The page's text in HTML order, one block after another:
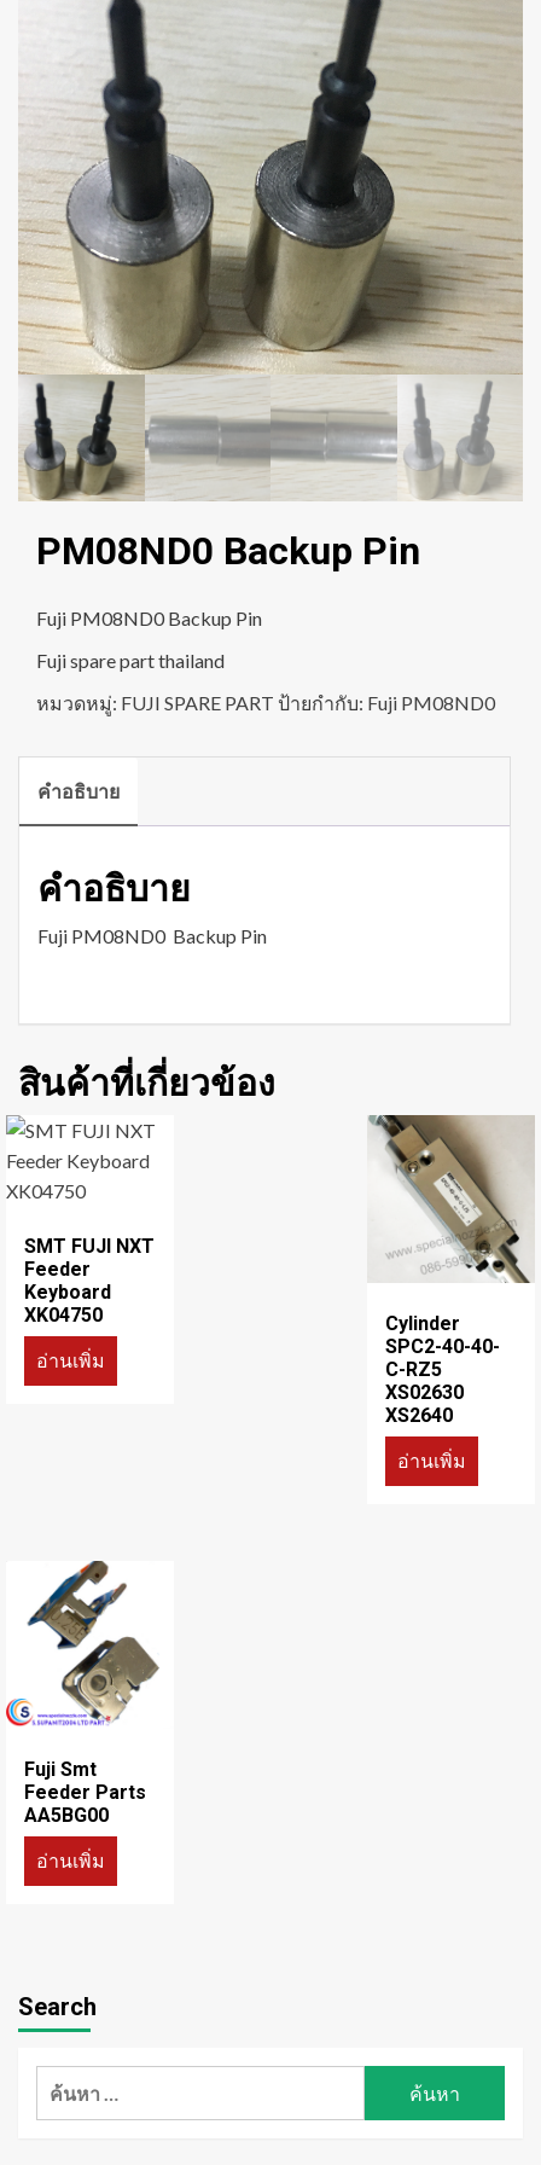
PM08ND0 Backup Pin
Fuji PM08ND0 Backup Pin
Fuji spare part thailand
หมวดหมู่: FUJI SPARE PART ป้ายกำกับ: Fuji PM08ND0
คำอธิบาย
คำอธิบาย
Fuji PM08ND0 Backup Pin
สินค้าที่เกี่ยวข้อง
SMT FUJI NXT
Feeder
Keyboard
XK04750
อ่านเพิ่ม
Cylinder
SPC2-40-40-
C-RZ5
XS02630
XS2640
อ่านเพิ่ม
Fuji Smt
Feeder Parts
AA5BG00
อ่านเพิ่ม
Search
ค้นหา